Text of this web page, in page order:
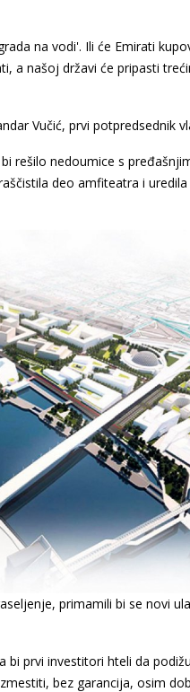
na vodi'. Ili će Emirati
a našoj državi će pripasti
Vučić, prvi potpredsednik
rešilo nedoumice s
deo amfiteatra i
primamili bi se novi
prvi investitori hteli da
bez garancija, osim